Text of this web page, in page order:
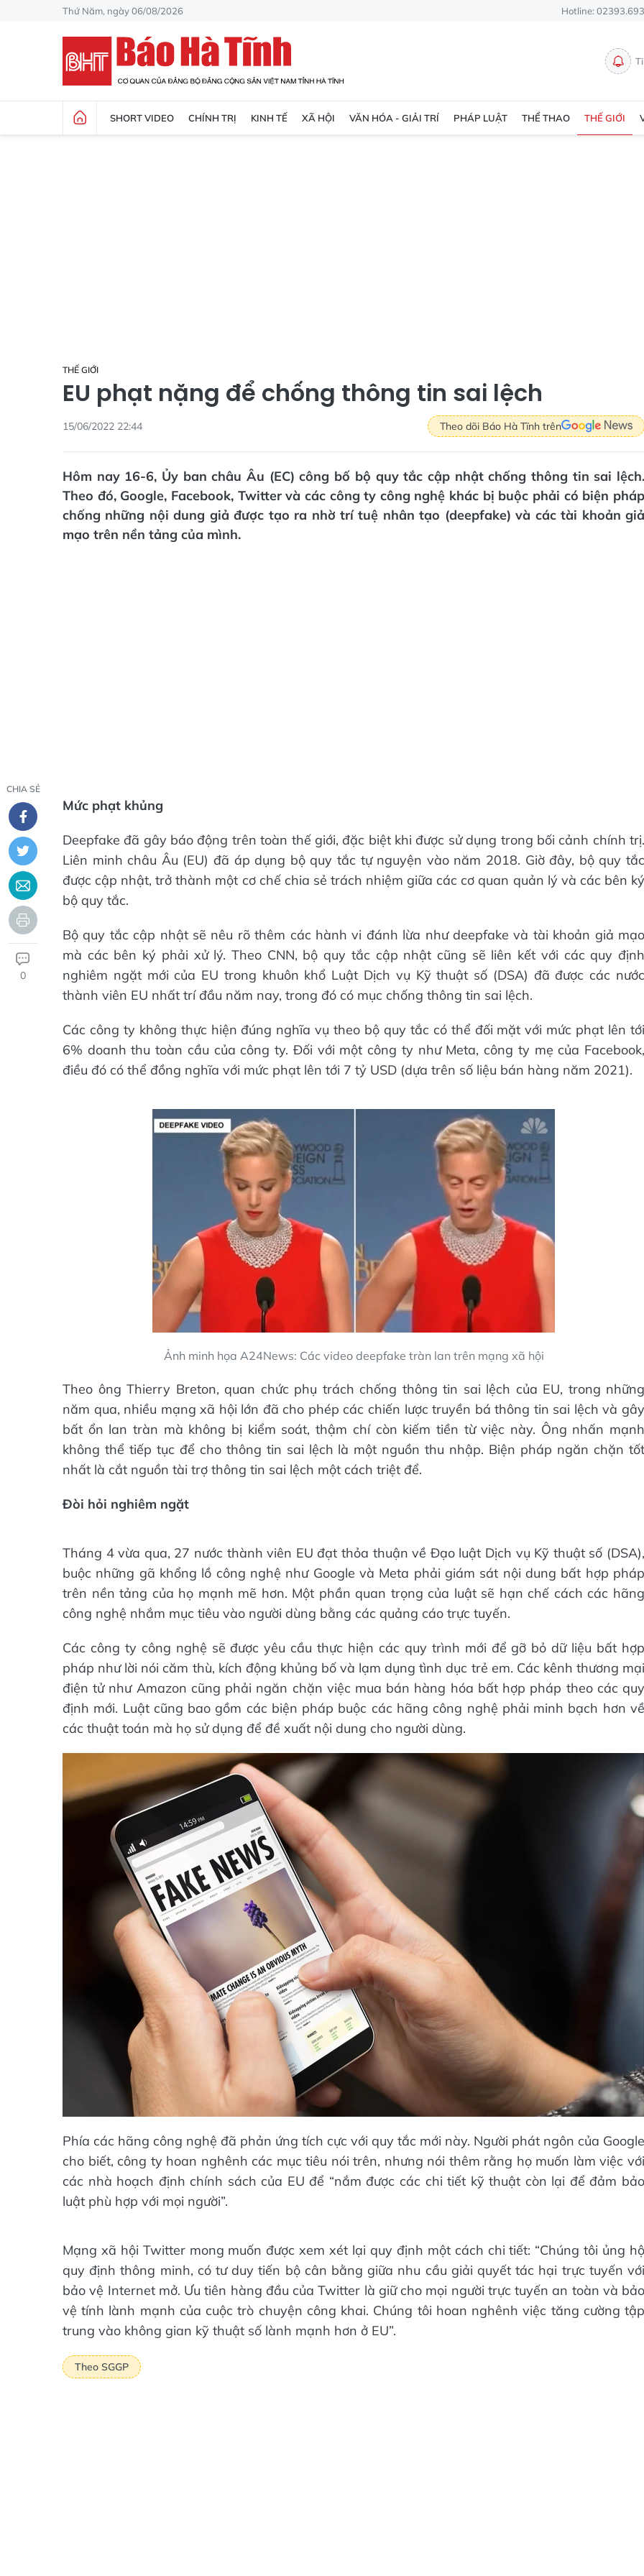
Thứ Năm, ngày 06/08/2026 Hotline:
SHORT VIDEO CHÍNH TRỊ KINH TẾ XÃ HỘI VĂN HÓA - GIẢI TRÍ PHÁP LUẬT THỂ THAO THẾ GIỚI
THẾ GIỚI
EU phạt nặng để chống thông tin sai lệch
15/06/2022 22:44 Theo dõi Báo Hà Tĩnh trên
Hôm nay 16-6, Ủy ban châu Âu (EC) công bố bộ quy tắc cập nhật chống thông tin sai lệch.
Theo đó, Google, Facebook, Twitter và các công ty công nghệ khác bị buộc phải có biện pháp
chống những nội dung giả được tạo ra nhờ trí tuệ nhân tạo (deepfake) và các tài khoản giả
mạo trên nền tảng của mình.
CHIA SẺ
0
Mức phạt khủng
Deepfake đã gây báo động trên toàn thế giới, đặc biệt khi được sử dụng trong bối cảnh chính trị.
Liên minh châu Âu (EU) đã áp dụng bộ quy tắc tự nguyện vào năm 2018. Giờ đây, bộ quy tắc
được cập nhật, trở thành một cơ chế chia sẻ trách nhiệm giữa các cơ quan quản lý và các bên ký
bộ quy tắc.
Bộ quy tắc cập nhật sẽ nêu rõ thêm các hành vi đánh lừa như deepfake và tài khoản giả mạo
mà các bên ký phải xử lý. Theo CNN, bộ quy tắc cập nhật cũng sẽ liên kết với các quy định
nghiêm ngặt mới của EU trong khuôn khổ Luật Dịch vụ Kỹ thuật số (DSA) đã được các nước
thành viên EU nhất trí đầu năm nay, trong đó có mục chống thông tin sai lệch.
Các công ty không thực hiện đúng nghĩa vụ theo bộ quy tắc có thể đối mặt với mức phạt lên tới
6% doanh thu toàn cầu của công ty. Đối với một công ty như Meta, công ty mẹ của Facebook,
điều đó có thể đồng nghĩa với mức phạt lên tới 7 tỷ USD (dựa trên số liệu bán hàng năm 2021).
Ảnh minh họa A24News: Các video deepfake tràn lan trên mạng xã hội
Theo ông Thierry Breton, quan chức phụ trách chống thông tin sai lệch của EU, trong những
năm qua, nhiều mạng xã hội lớn đã cho phép các chiến lược truyền bá thông tin sai lệch và gây
bất ổn lan tràn mà không bị kiểm soát, thậm chí còn kiếm tiền từ việc này. Ông nhấn mạnh
không thể tiếp tục để cho thông tin sai lệch là một nguồn thu nhập. Biện pháp ngăn chặn tốt
nhất là cắt nguồn tài trợ thông tin sai lệch một cách triệt để.
Đòi hỏi nghiêm ngặt
Tháng 4 vừa qua, 27 nước thành viên EU đạt thỏa thuận về Đạo luật Dịch vụ Kỹ thuật số (DSA),
buộc những gã khổng lồ công nghệ như Google và Meta phải giám sát nội dung bất hợp pháp
trên nền tảng của họ mạnh mẽ hơn. Một phần quan trọng của luật sẽ hạn chế cách các hãng
công nghệ nhắm mục tiêu vào người dùng bằng các quảng cáo trực tuyến.
Các công ty công nghệ sẽ được yêu cầu thực hiện các quy trình mới để gỡ bỏ dữ liệu bất hợp
pháp như lời nói căm thù, kích động khủng bố và lạm dụng tình dục trẻ em. Các kênh thương mại
điện tử như Amazon cũng phải ngăn chặn việc mua bán hàng hóa bất hợp pháp theo các quy
định mới. Luật cũng bao gồm các biện pháp buộc các hãng công nghệ phải minh bạch hơn về
các thuật toán mà họ sử dụng để đề xuất nội dung cho người dùng.
Phía các hãng công nghệ đã phản ứng tích cực với quy tắc mới này. Người phát ngôn của Google
cho biết, công ty hoan nghênh các mục tiêu nói trên, nhưng nói thêm rằng họ muốn làm việc với
các nhà hoạch định chính sách của EU để “nắm được các chi tiết kỹ thuật còn lại để đảm bảo
luật phù hợp với mọi người”.
Mạng xã hội Twitter mong muốn được xem xét lại quy định một cách chi tiết: “Chúng tôi ủng hộ
quy định thông minh, có tư duy tiến bộ cân bằng giữa nhu cầu giải quyết tác hại trực tuyến với
bảo vệ Internet mở. Ưu tiên hàng đầu của Twitter là giữ cho mọi người trực tuyến an toàn và bảo
vệ tính lành mạnh của cuộc trò chuyện công khai. Chúng tôi hoan nghênh việc tăng cường tập
trung vào không gian kỹ thuật số lành mạnh hơn ở EU”.
Theo SGGP